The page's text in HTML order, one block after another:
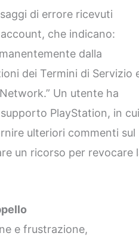
di errore ricevuti
che indicano:
dalla
dei Termini di Servizio
Un utente ha
PlayStation, in cui
ulteriori commenti sul
un ricorso per revocare
e frustrazione,